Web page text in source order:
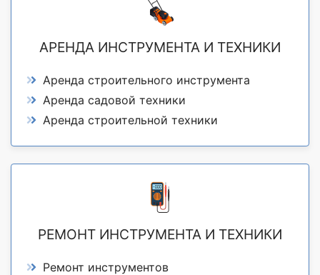
АРЕНДА ИНСТРУМЕНТА И ТЕХНИКИ
Аренда строительного инструмента
Аренда садовой техники
Аренда строительной техники
РЕМОНТ ИНСТРУМЕНТА И ТЕХНИКИ
Ремонт инструментов